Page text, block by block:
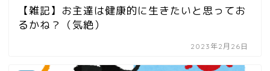
【雑記】お主達は健康的に生きたいと思ってお
るかね？（気絶）
2023年2月26日